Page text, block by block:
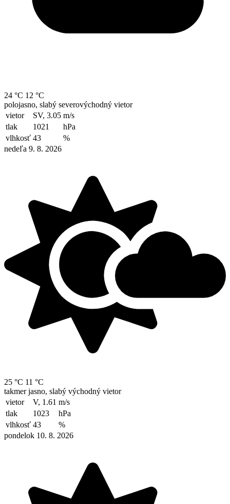
24 °C 12 °C
polojasno, slabý severovýchodný vietor
vietor
SV, 3.05 m/s
tlak
1021
hPa
vlhkosť 43
%
nedeľa 9. 8. 2026
25 °C 11 °C
takmer jasno, slabý východný vietor
vietor
V, 1.61 m/s
tlak
1023
hPa
vlhkosť 43
%
pondelok 10. 8. 2026